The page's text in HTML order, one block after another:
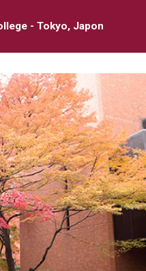
- Tokyo, Japon